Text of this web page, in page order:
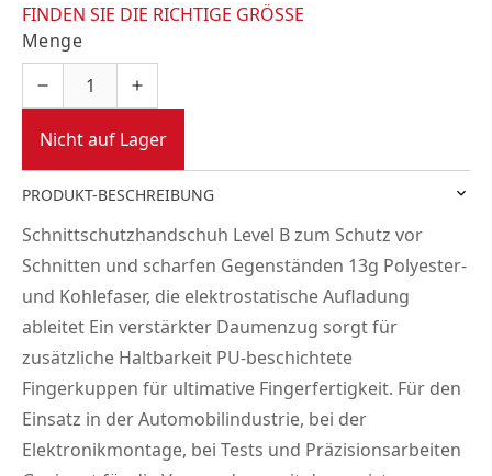
FINDEN SIE DIE RICHTIGE GRÖSSE
Menge
Nicht auf Lager
PRODUKT-BESCHREIBUNG
Schnittschutzhandschuh Level B zum Schutz vor
Schnitten und scharfen Gegenständen 13g Polyester-
und Kohlefaser, die elektrostatische Aufladung
ableitet Ein verstärkter Daumenzug sorgt für
zusätzliche Haltbarkeit PU-beschichtete
Fingerkuppen für ultimative Fingerfertigkeit. Für den
Einsatz in der Automobilindustrie, bei der
Elektronikmontage, bei Tests und Präzisionsarbeiten